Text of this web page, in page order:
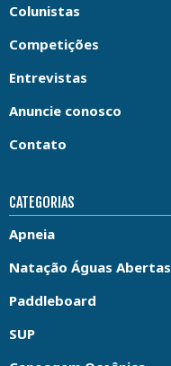
Colunistas
Competições
Entrevistas
Anuncie conosco
Contato
CATEGORIAS
Apneia
Natação Águas Abertas
Paddleboard
SUP